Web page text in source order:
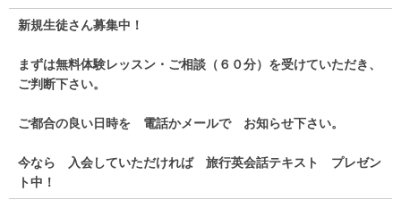
新規生徒さん募集中！
まずは無料体験レッスン・ご相談（６０分）を受けていただき、
ご判断下さい。
ご都合の良い日時を 電話かメールで お知らせ下さい。
今なら 入会していただければ 旅行英会話テキスト プレゼン
ト中！